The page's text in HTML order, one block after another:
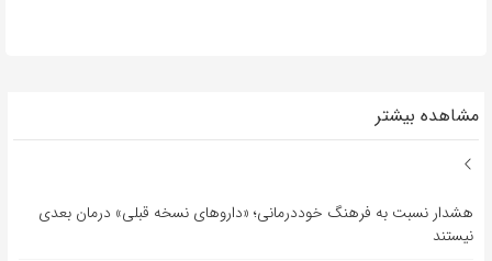
مشاهده بیشتر
هشدار نسبت به فرهنگ خوددرمانی؛ «داروهای نسخه قبلی» درمان بعدی
نیستند